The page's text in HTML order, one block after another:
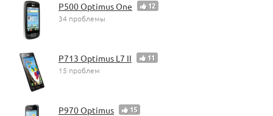
P500 Optimus One 12
34 проблемы
P713 Optimus L7 II 11
15 проблем
P970 Optimus 15